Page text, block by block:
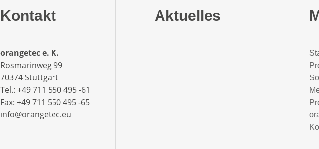
Kontakt
orangetec e. K.
Rosmarinweg 99
70374 Stuttgart
Tel.: +49 711 550 495 -61‬
Fax: +49 711 550 495 -65‬
info@orangetec.eu
Aktuelles